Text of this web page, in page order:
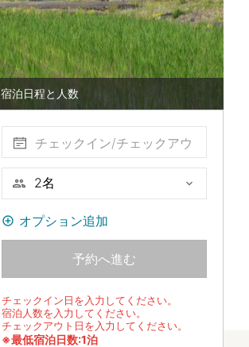
宿泊日程と人数
チェックイン/チェックアウ
ト
オプション追加
予約へ進む
チェックイン日を入力してください。
宿泊人数を入力してください。
チェックアウト日を入力してください。
※最低宿泊日数:1泊